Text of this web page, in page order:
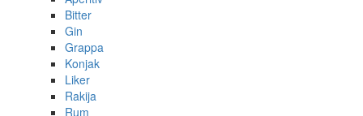
Bitter
Gin
Grappa
Konjak
Liker
Rakija
Rum